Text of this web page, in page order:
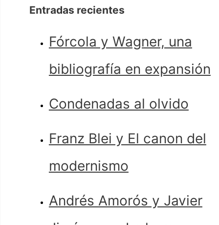
Entradas recientes
Fórcola y Wagner, una
bibliografía en expansión
Condenadas al olvido
Franz Blei y El canon del
modernismo
Andrés Amorós y Javier